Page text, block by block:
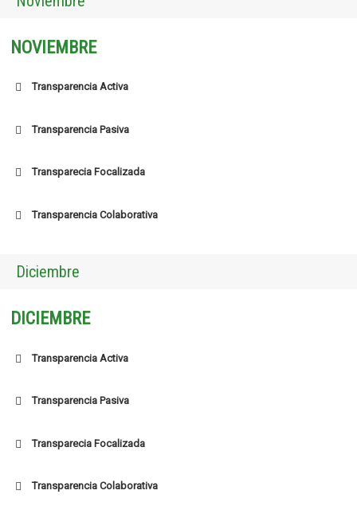
NOVIEMBRE
Transparencia Activa
Transparencia Pasiva
Transparecia Focalizada
Transparencia Colaborativa
Diciembre
DICIEMBRE
Transparencia Activa
Transparencia Pasiva
Transparecia Focalizada
Transparencia Colaborativa